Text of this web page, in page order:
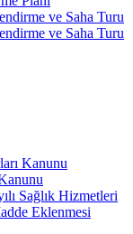
ve Saha Turu
ve Saha Turu
Kanunu
Sağlık Hizmetleri
Eklenmesi